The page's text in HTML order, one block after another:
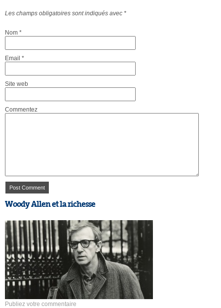
Les champs obligatoires sont indiqués avec *
Nom *
Email *
Site web
Commentez
Woody Allen et la richesse
Publiez votre commentaire